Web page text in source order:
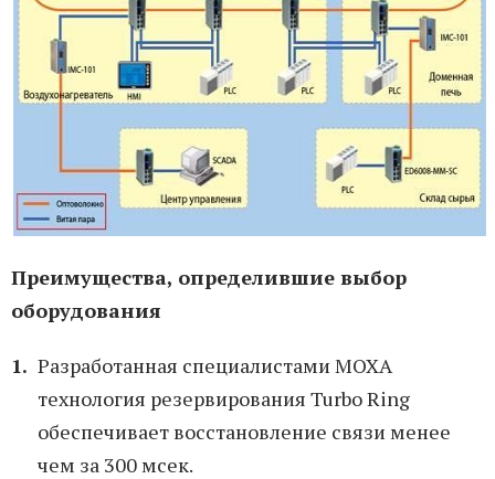
Преимущества, определившие выбор
оборудования
Разработанная специалистами MOXA
технология резервирования Turbo Ring
обеспечивает восстановление связи менее
чем за 300 мсек.